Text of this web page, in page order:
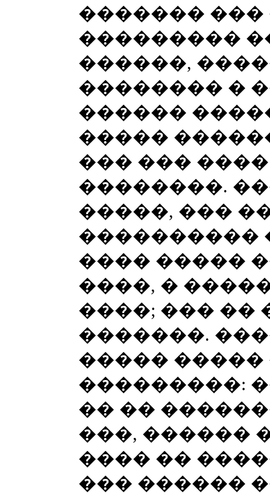
�������
���������
������,
�������� �
������
�����
��� ���
��������.
�����, ���
����������
���� �����
����, �
����; ��� ��
�������.
����� �����
���������:
�� ��
���, ������
���� ��
��� ������